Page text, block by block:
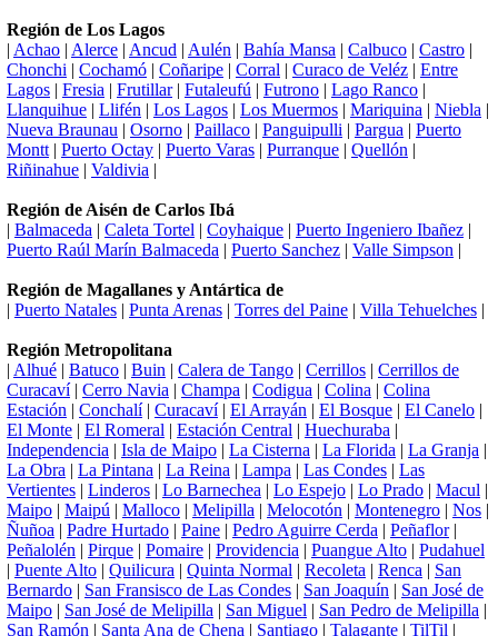
Región de Los Lagos
| Achao | Alerce | Ancud | Aulén | Bahía Mansa | Calbuco | Castro |
Chonchi | Cochamó | Coñaripe | Corral | Curaco de Veléz | Entre
Lagos | Fresia | Frutillar| Futaleufú | Futrono | Lago Ranco |
Llanquihue | Llifén | Los Lagos | Los Muermos | Mariquina | Niebla |
Nueva Braunau | Osorno | Paillaco | Panguipulli | Pargua | Puerto
Montt | Puerto Octay | Puerto Varas | Purranque | Quellón |
Riñinahue | Valdivia |
Región de Aisén de Carlos Ibá
| Balmaceda | Caleta Tortel | Coyhaique | Puerto Ingeniero Ibañez |
Puerto Raúl Marín Balmaceda | Puerto Sanchez | Valle Simpson |
Región de Magallanes y Antártica de
| Puerto Natales | Punta Arenas | Torres del Paine | Villa Tehuelches |
Región Metropolitana
| Alhué | Batuco | Buin | Calera de Tango | Cerrillos | Cerrillos de
Curacaví| Cerro Navia | Champa | Codigua | Colina | Colina
Estación | Conchalí| Curacaví| El Arrayán | El Bosque | El Canelo |
El Monte | El Romeral | Estación Central | Huechuraba |
Independencia | Isla de Maipo | La Cisterna | La Florida | La Granja |
La Obra | La Pintana | La Reina | Lampa | Las Condes | Las
Vertientes | Linderos | Lo Barnechea | Lo Espejo | Lo Prado | Macul |
Maipo | Maipú | Malloco | Melipilla | Melocotón | Montenegro | Nos |
Ñuñoa | Padre Hurtado | Paine | Pedro Aguirre Cerda | Peñaflor|
Peñalolén | Pirque | Pomaire | Providencia | Puangue Alto | Pudahuel
| Puente Alto | Quilicura | Quinta Normal | Recoleta | Renca | San
Bernardo | San Fransisco de Las Condes | San Joaquín | San José de
Maipo | San José de Melipilla | San Miguel | San Pedro de Melipilla |
San Ramón | Santa Ana de Chena | Santiago | Talagante | TilTil |